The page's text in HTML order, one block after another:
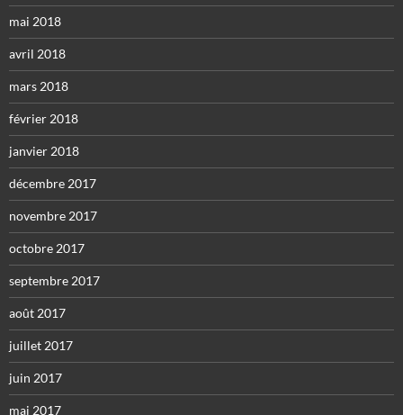
mai 2018
avril 2018
mars 2018
février 2018
janvier 2018
décembre 2017
novembre 2017
octobre 2017
septembre 2017
août 2017
juillet 2017
juin 2017
mai 2017